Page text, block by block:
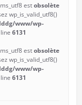
estobsolète
wp_is_valid_utf8()
www/wp-
6131
estobsolète
wp_is_valid_utf8()
www/wp-
6131